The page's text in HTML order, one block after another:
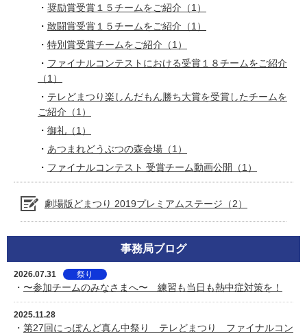
奨励賞受賞１５チームをご紹介（1）
敢闘賞受賞１５チームをご紹介（1）
特別賞受賞チームをご紹介（1）
ファイナルコンテストにおける受賞１８チームをご紹介
（1）
テレどまつり楽しんだもん勝ち大賞を受賞したチームを
ご紹介（1）
御礼（1）
あつまれどうぶつの森会場（1）
ファイナルコンテスト 受賞チーム動画公開（1）
劇場版どまつり 2019プレミアムステージ（2）
事務局ブログ
2026.07.31 祭り
・ 〜参加チームのみなさまへ〜 練習も当日も熱中症対策を！
2025.11.28
・ 第27回にっぽんど真ん中祭り テレどまつり ファイナルコン